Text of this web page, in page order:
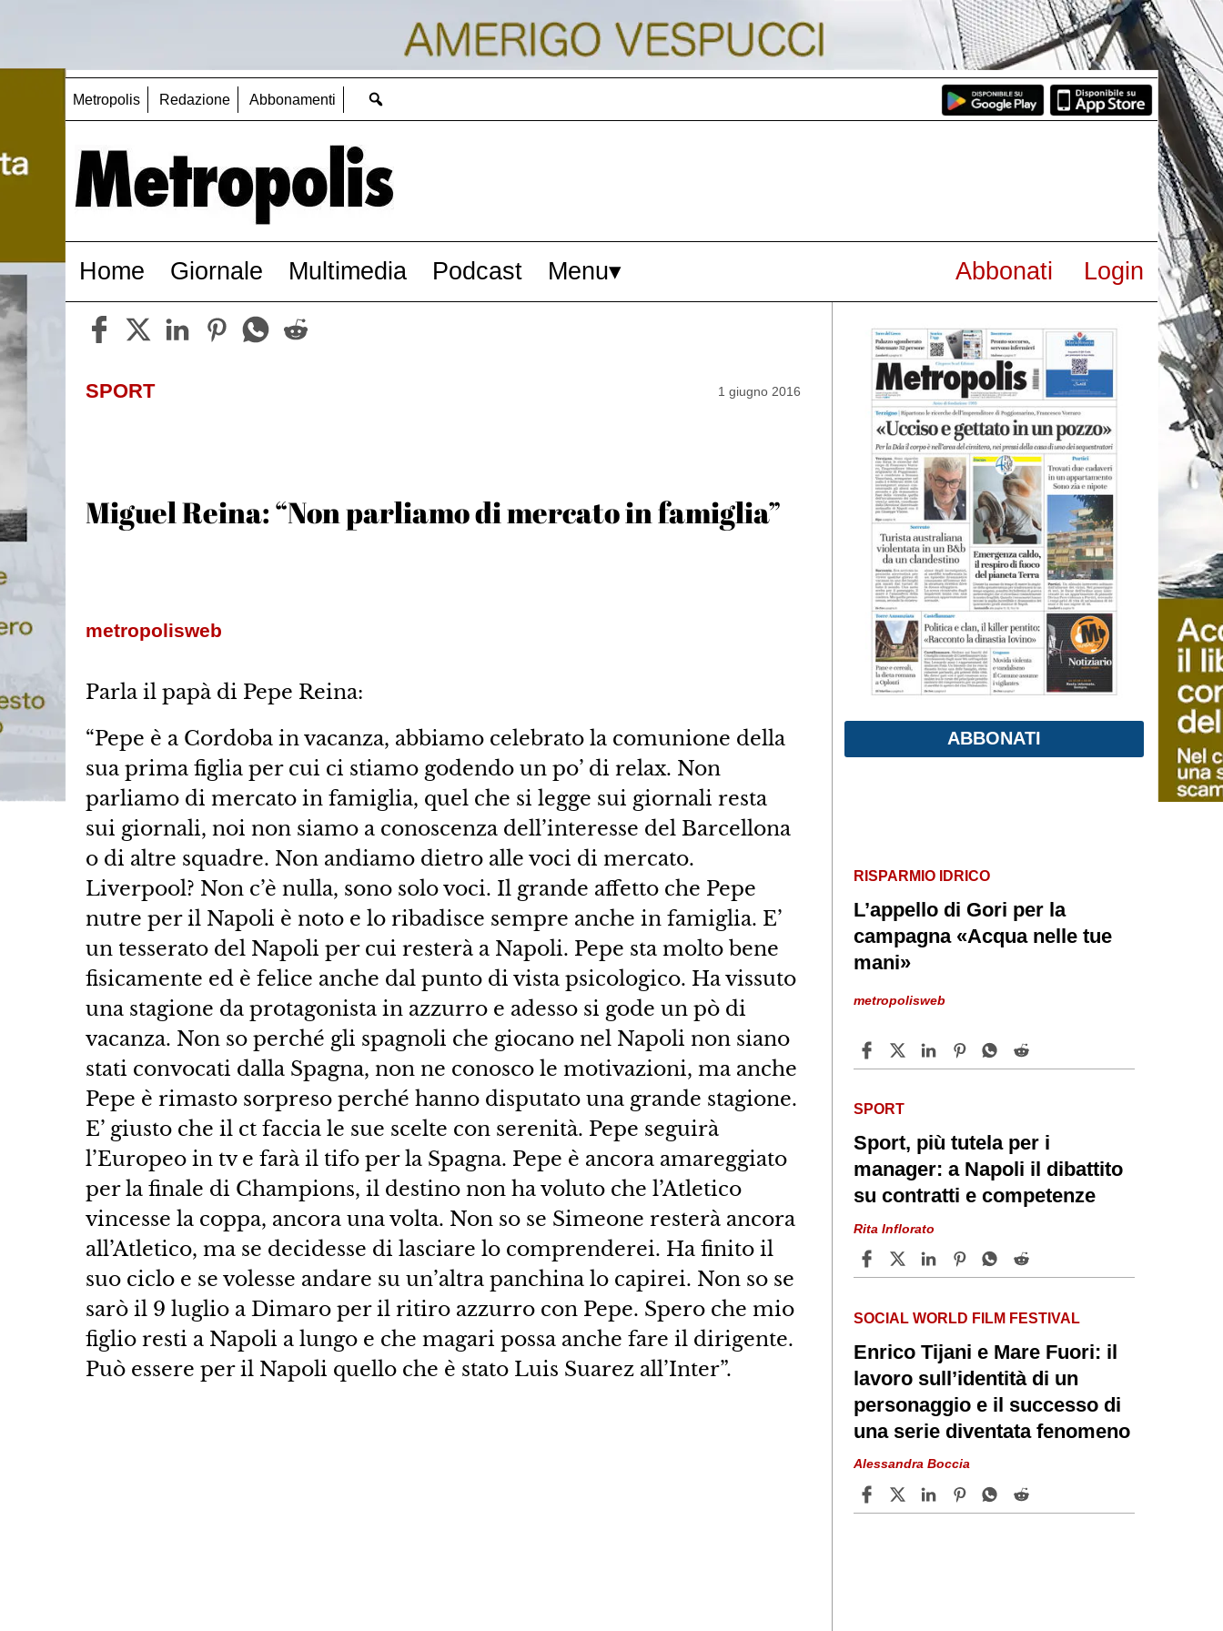
Metropolis Redazione Abbonamenti
Home Giornale Multimedia Podcast Menu Abbonati Login
SPORT 1 giugno 2016
Miguel Reina: “Non parliamo di mercato in famiglia”
metropolisweb
Parla il papà di Pepe Reina:
“Pepe è a Cordoba in vacanza, abbiamo celebrato la comunione della
sua prima figlia per cui ci stiamo godendo un po’ di relax. Non
parliamo di mercato in famiglia, quel che si legge sui giornali resta
sui giornali, noi non siamo a conoscenza dell’interesse del Barcellona
o di altre squadre. Non andiamo dietro alle voci di mercato.
Liverpool? Non c’è nulla, sono solo voci. Il grande affetto che Pepe
nutre per il Napoli è noto e lo ribadisce sempre anche in famiglia. E’
un tesserato del Napoli per cui resterà a Napoli. Pepe sta molto bene
fisicamente ed è felice anche dal punto di vista psicologico. Ha vissuto
una stagione da protagonista in azzurro e adesso si gode un pò di
vacanza. Non so perché gli spagnoli che giocano nel Napoli non siano
stati convocati dalla Spagna, non ne conosco le motivazioni, ma anche
Pepe è rimasto sorpreso perché hanno disputato una grande stagione.
E’ giusto che il ct faccia le sue scelte con serenità. Pepe seguirà
l’Europeo in tv e farà il tifo per la Spagna. Pepe è ancora amareggiato
per la finale di Champions, il destino non ha voluto che l’Atletico
vincesse la coppa, ancora una volta. Non so se Simeone resterà ancora
all’Atletico, ma se decidesse di lasciare lo comprenderei. Ha finito il
suo ciclo e se volesse andare su un’altra panchina lo capirei. Non so se
sarò il 9 luglio a Dimaro per il ritiro azzurro con Pepe. Spero che mio
figlio resti a Napoli a lungo e che magari possa anche fare il dirigente.
Può essere per il Napoli quello che è stato Luis Suarez all’Inter”.
ABBONATI
RISPARMIO IDRICO
L’appello di Gori per la
campagna «Acqua nelle tue
mani»
metropolisweb
SPORT
Sport, più tutela per i
manager: a Napoli il dibattito
su contratti e competenze
Rita Inflorato
SOCIAL WORLD FILM FESTIVAL
Enrico Tijani e Mare Fuori: il
lavoro sull’identità di un
personaggio e il successo di
una serie diventata fenomeno
Alessandra Boccia